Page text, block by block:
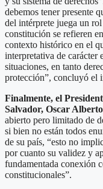
debemos tener presente
del intérprete juega un
constitución se refieren
contexto histórico en el
interpretativa de carácter
situaciones, en tanto
protección”, concluyó el
Finalmente, el
Salvador, Oscar
abierto pero limitado de
si bien no están todos
de su país, “esto no
por cuanto su validez y
fundamentada conexión
constitucionales”.